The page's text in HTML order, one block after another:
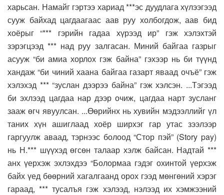
харьсан. Намайг гэртээ хариад ***эс дуудлага хүлээгээд
сууж байхад цагдаагаас аав руу холбогдож, аав бид
хоёрыг “*** гэрийн гадаа хүрээд ир” гэж хэлэхтэй
зэрэгцээд *** над руу залгасан. Миний байгаа газрыг
асууж “би амиа хорлох гэж байна” гэхээр нь би түүнд
хандаж “би чиний хаана байгаа газарт яваад очъё” гэж
хэлэхэд *** “зуслан дээрээ байна” гэж хэлсэн. ...Тэгээд
би эхлээд цагдаа нар дээр очиж, цагдаа нарт зусланг
зааж өгч явуулсан. ...Өөрийнх нь хувийн мэдээллийг үл
таних хүн ашиглаад хоёр ширхэг гар утас зээлээр
гаргуулж аваад, тэрнээс болоод “Стор пэй” (Story pay)
нь Н.*** шүүхэд өгсөн талаар хэлж байсан. Надтай ***
анх үерхэж эхлэхдээ “Болормаа гэдэг охинтой үерхэж
байх үед бөөрний хагалгаанд орох гээд мөнгөний хэрэг
гараад, *** тусалъя гэж хэлээд, нэлээд их хэмжээний